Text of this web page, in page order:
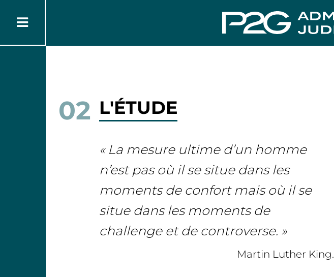
02 L'ÉTUDE
« La mesure ultime d’un homme
n’est pas où il se situe dans les
moments de confort mais où il se
situe dans les moments de
challenge et de controverse. »
Martin Luther King.